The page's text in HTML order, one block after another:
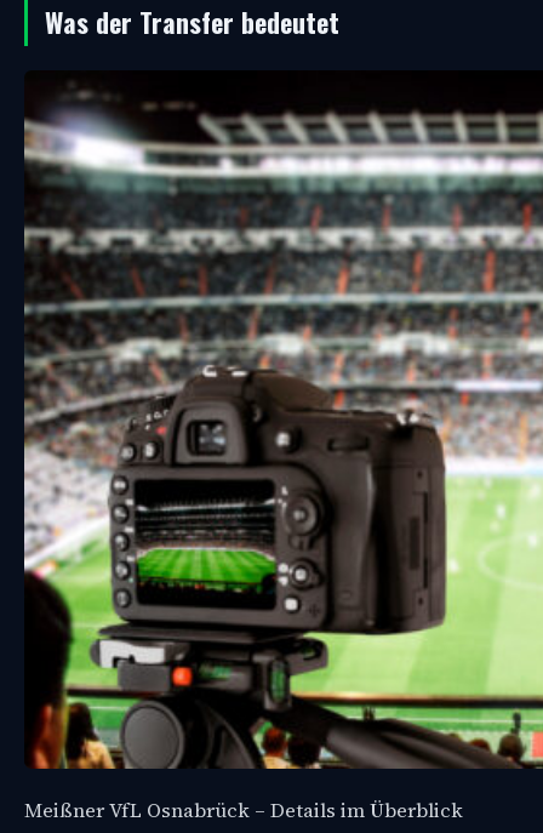
Was der Transfer bedeutet
Meißner VfL Osnabrück – Details im Überblick